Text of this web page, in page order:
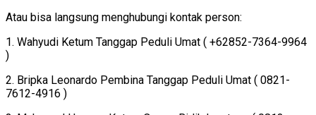
Atau bisa langsung menghubungi kontak person:
1. Wahyudi Ketum Tanggap Peduli Umat ( +62852-7364-9964
)
2. Bripka Leonardo Pembina Tanggap Peduli Umat ( 0821-
7612-4916 )